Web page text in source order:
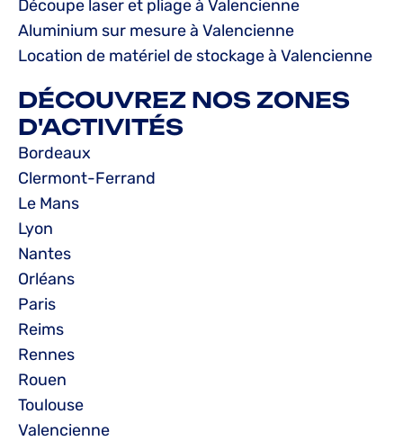
Découpe laser et pliage à Valencienne
Aluminium sur mesure à Valencienne
Location de matériel de stockage à Valencienne
DÉCOUVREZ NOS ZONES
D'ACTIVITÉS
Bordeaux
Clermont-Ferrand
Le Mans
Lyon
Nantes
Orléans
Paris
Reims
Rennes
Rouen
Toulouse
Valencienne